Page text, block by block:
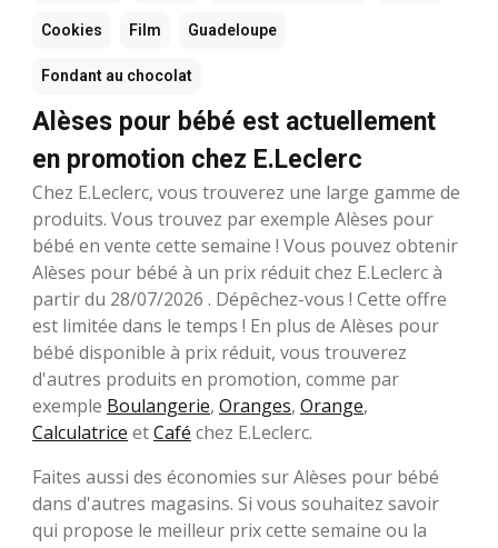
Cookies Film Guadeloupe
Fondant au chocolat
Alèses pour bébé est actuellement
en promotion chez E.Leclerc
Chez E.Leclerc, vous trouverez une large gamme de
produits. Vous trouvez par exemple Alèses pour
bébé en vente cette semaine ! Vous pouvez obtenir
Alèses pour bébé à un prix réduit chez E.Leclerc à
partir du 28/07/2026 . Dépêchez-vous ! Cette offre
est limitée dans le temps ! En plus de Alèses pour
bébé disponible à prix réduit, vous trouverez
d'autres produits en promotion, comme par
exemple Boulangerie, Oranges, Orange,
Calculatrice etCafé chez E.Leclerc.
Faites aussi des économies sur Alèses pour bébé
dans d'autres magasins. Si vous souhaitez savoir
qui propose le meilleur prix cette semaine ou la